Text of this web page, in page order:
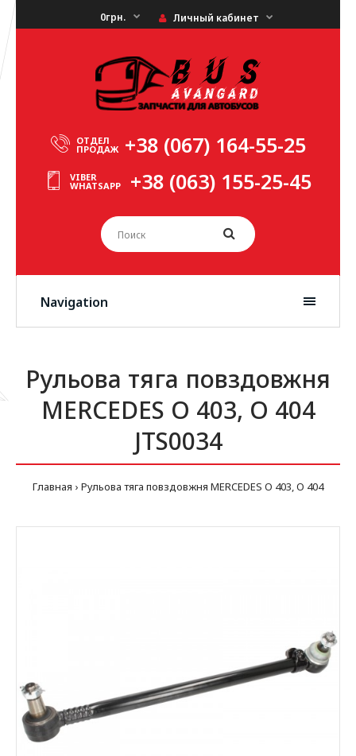
0грн. Личный кабинет
ОТДЕЛ
ПРОДАЖ +38 (067) 164-55-25
VIBER
WHATSAPP +38 (063) 155-25-45
Navigation
Рульова тяга повздовжня
MERCEDES O 403, O 404
JTS0034
Главная Рульова тяга повздовжня MERCEDES O 403, O 404